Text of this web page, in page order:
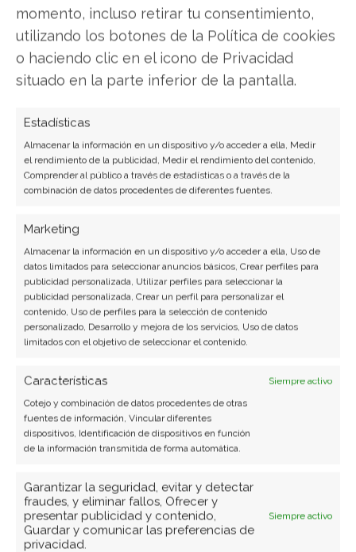
momento, incluso retirar tu consentimiento,
utilizando los botones de la Política de cookies
o haciendo clic en el icono de Privacidad
situado en la parte inferior de la pantalla.
Estadísticas
Almacenar la información en un dispositivo y/o acceder a ella, Medir
el rendimiento de la publicidad, Medir el rendimiento del contenido,
Comprender al público a través de estadísticas o a través de la
combinación de datos procedentes de diferentes fuentes.
Marketing
Almacenar la información en un dispositivo y/o acceder a ella, Uso de
datos limitados para seleccionar anuncios básicos, Crear perfiles para
publicidad personalizada, Utilizar perfiles para seleccionar la
publicidad personalizada, Crear un perfil para personalizar el
contenido, Uso de perfiles para la selección de contenido
personalizado, Desarrollo y mejora de los servicios, Uso de datos
limitados con el objetivo de seleccionar el contenido.
Características
Siempre activo
Cotejo y combinación de datos procedentes de otras
fuentes de información, Vincular diferentes
dispositivos, Identificación de dispositivos en función
de la información transmitida de forma automática.
Garantizar la seguridad, evitar y detectar
fraudes, y eliminar fallos, Ofrecer y
presentar publicidad y contenido,
Guardar y comunicar las preferencias de
privacidad.
Siempre activo
Compartir este artículo
Facebook
LinkedIn
Miguel Ángel Torres Díaz
Periodista de tecnología especializado en
videojuegos, realidad virtual y tendencias de
industria tecnológica española.
Ver todos los artículos →